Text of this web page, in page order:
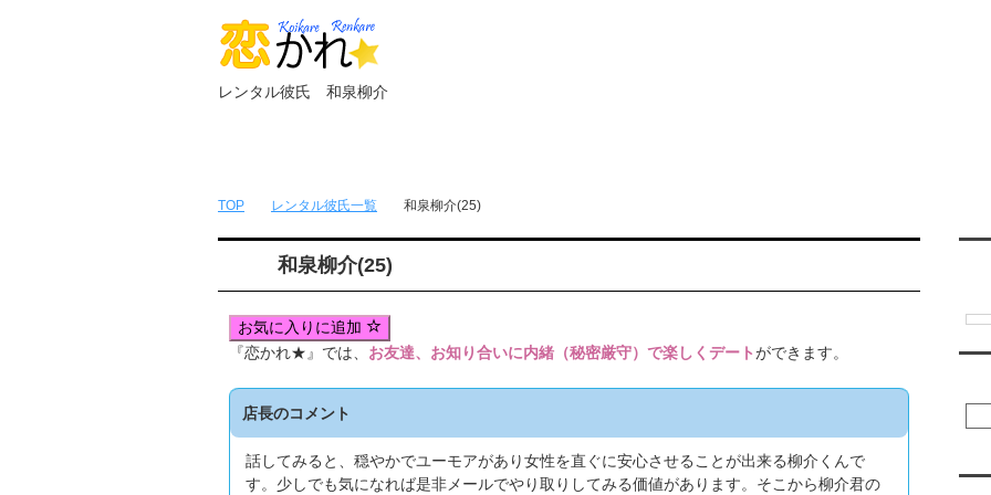
レンタル彼氏 和泉柳介
TOP レンタル彼氏一覧 和泉柳介(25)
和泉柳介(25)
お気に入りに追加
『恋かれ★』では、 お友達、お知り合いに内緒（秘密厳守）で楽しくデートができます。
店長のコメント
話してみると、穏やかでユーモアがあり女性を直ぐに安心させることが出来る柳介くんで
す。少しでも気になれば是非メールでやり取りしてみる価値があります。そこから柳介君の